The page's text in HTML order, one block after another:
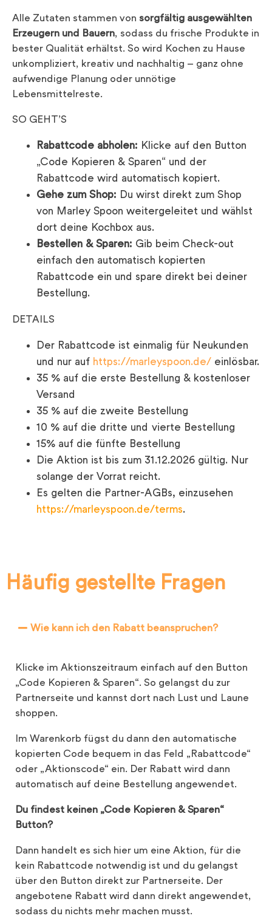
Alle Zutaten stammen von sorgfältig ausgewählten
Erzeugern und Bauern, sodass du frische Produkte in
bester Qualität erhältst. So wird Kochen zu Hause
unkompliziert, kreativ und nachhaltig – ganz ohne
aufwendige Planung oder unnötige
Lebensmittelreste.
SO GEHT’S
Rabattcode abholen: Klicke auf den Button
„Code Kopieren & Sparen“ und der
Rabattcode wird automatisch kopiert.
Gehe zum Shop: Du wirst direkt zum Shop
von Marley Spoon weitergeleitet und wählst
dort deine Kochbox aus.
Bestellen & Sparen: Gib beim Check-out
einfach den automatisch kopierten
Rabattcode ein und spare direkt bei deiner
Bestellung.
DETAILS
Der Rabattcode ist einmalig für Neukunden
und nur auf https://marleyspoon.de/ einlösbar.
35 % auf die erste Bestellung & kostenloser
Versand
35 % auf die zweite Bestellung
10 % auf die dritte und vierte Bestellung
15% auf die fünfte Bestellung
Die Aktion ist bis zum 31.12.2026 gültig. Nur
solange der Vorrat reicht.
Es gelten die Partner-AGBs, einzusehen
https://marleyspoon.de/terms.
Häufig gestellte Fragen
Wie kann ich den Rabatt beanspruchen?
Klicke im Aktionszeitraum einfach auf den Button
„Code Kopieren & Sparen“. So gelangst du zur
Partnerseite und kannst dort nach Lust und Laune
shoppen.
Im Warenkorb fügst du dann den automatische
kopierten Code bequem in das Feld „Rabattcode“
oder „Aktionscode“ ein. Der Rabatt wird dann
automatisch auf deine Bestellung angewendet.
Du findest keinen „Code Kopieren & Sparen“
Button?
Dann handelt es sich hier um eine Aktion, für die
kein Rabattcode notwendig ist und du gelangst
über den Button direkt zur Partnerseite. Der
angebotene Rabatt wird dann direkt angewendet,
sodass du nichts mehr machen musst.